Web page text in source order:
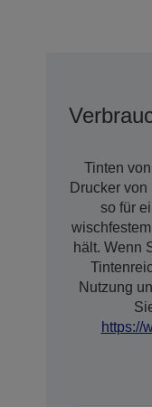
Tinten
Drucker
so für
hält. Wenn
Nutzung
https://